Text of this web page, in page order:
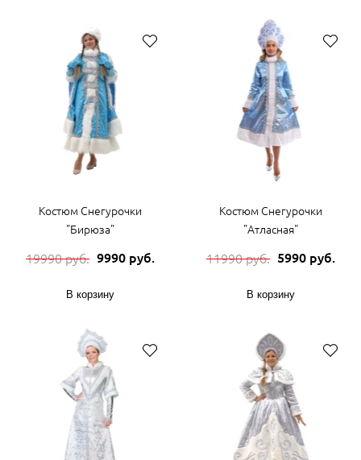
Костюм Снегурочки
"Бирюза"
19990 руб. 9990 руб.
В корзину
Костюм Снегурочки
"Атласная"
11990 руб. 5990 руб.
В корзину